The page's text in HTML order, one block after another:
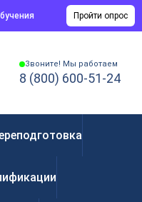
Пройти опрос
Звоните! Мы работаем
8 (800) 600-51-24